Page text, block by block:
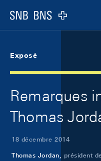
Logo
Exposé
Remarques
Thomas
18 décembre 2014
Thomas Jordan, président